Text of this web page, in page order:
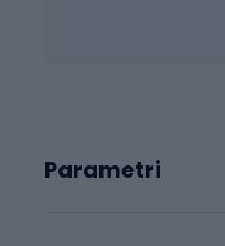
Parametri